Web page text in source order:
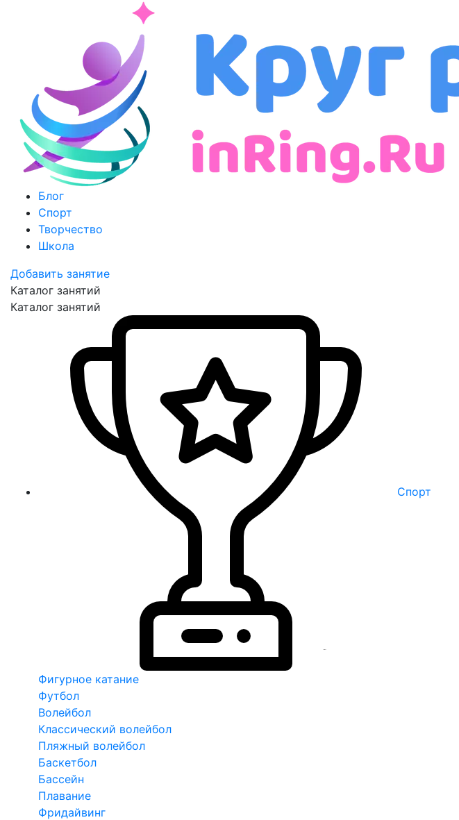
Блог
Спорт
Творчество
Школа
Добавить занятие
Каталог занятий
Каталог занятий
Спорт
Фигурное катание
Футбол
Волейбол
Классический волейбол
Пляжный волейбол
Баскетбол
Бассейн
Плавание
Фридайвинг